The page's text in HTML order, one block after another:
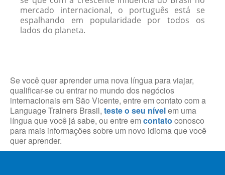
mercado internacional, o português está se
espalhando em popularidade por todos os
lados do planeta.
Se você quer aprender uma nova língua para viajar,
qualificar-se ou entrar no mundo dos negócios
internacionais em São Vicente, entre em contato com a
Language Trainers Brasil, teste o seu nívelem uma
língua que você já sabe, ou entre em contato conosco
para mais informações sobre um novo idioma que você
quer aprender.